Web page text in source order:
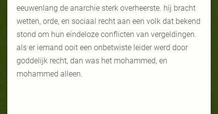
eeuwenlang de anarchie sterk overheerste. hij bracht
wetten, orde, en sociaal recht aan een volk dat bekend
stond om hun eindeloze conflicten van vergeldingen.
als er iemand ooit een onbetwiste leider werd door
goddelijk recht, dan was het mohammed, en
mohammed alleen.